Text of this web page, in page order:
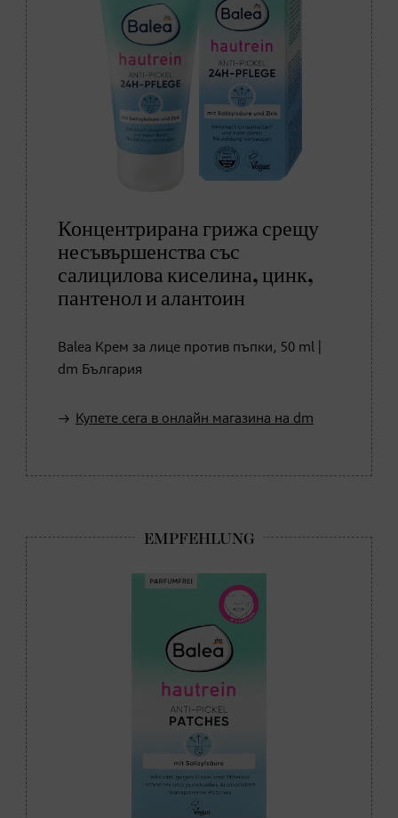
Концентрирана грижа срещу
несъвършенства със
салицилова киселина, цинк,
пантенол и алантоин
Balea Крем за лице против пъпки, 50 ml |
dm България
Купете сега в онлайн магазина на dm